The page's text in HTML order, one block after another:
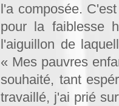
l'a composée.
pour la faiblesse
l'aiguillon de
« Mes pauvres
souhaité, tant
travaillé, j'ai prié